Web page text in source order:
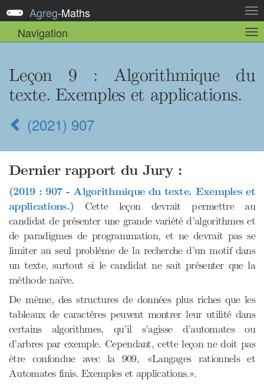
la
Agreg-Maths
Navigation
la
Leçon 9 : Algorithmique du
texte. Exemples et applications.
(2021) 907
Dernier rapport du Jury :
(2019 : 907 - Algorithmique du texte. Exemples et
applications.) Cette leçon devrait permettre au
candidat de présenter une grande variété d’algorithmes et
de paradigmes de programmation, et ne devrait pas se
limiter au seul problème de la recherche d’un motif dans
un texte, surtout si le candidat ne sait présenter que la
méthode naïve.
De même, des structures de données plus riches que les
tableaux de caractères peuvent montrer leur utilité dans
certains algorithmes, qu’il s’agisse d’automates ou
d’arbres par exemple. Cependant, cette leçon ne doit pas
être confondue avec la 909, «Langages rationnels et
Automates finis. Exemples et applications.».